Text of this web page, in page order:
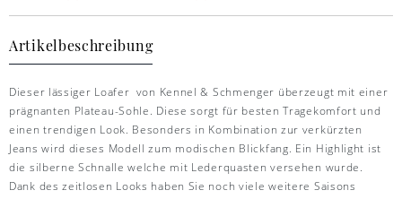
Artikelbeschreibung
Dieser lässiger Loafer von Kennel & Schmenger überzeugt mit einer
prägnanten Plateau-Sohle. Diese sorgt für besten Tragekomfort und
einen trendigen Look. Besonders in Kombination zur verkürzten
Jeans wird dieses Modell zum modischen Blickfang. Ein Highlight ist
die silberne Schnalle welche mit Lederquasten versehen wurde.
Dank des zeitlosen Looks haben Sie noch viele weitere Saisons